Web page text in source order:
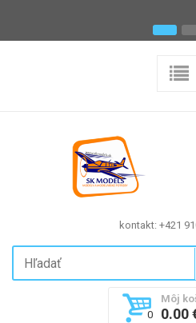
kontakt: +421
Môj
0
0.00